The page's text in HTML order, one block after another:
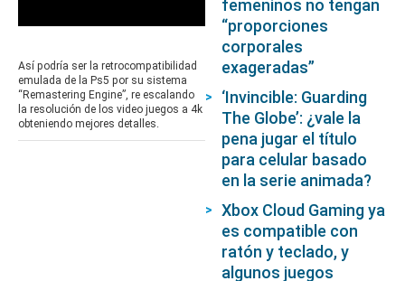
of
1
minute,
43
seconds
Así podría ser la retrocompatibilidad
emulada de la Ps5 por su sistema
“Remastering Engine”, re escalando
la resolución de los video juegos a 4k
obteniendo mejores detalles.
femeninos no tengan
“proporciones
corporales
exageradas”
‘Invincible: Guarding
The Globe’: ¿vale la
pena jugar el título
para celular basado
en la serie animada?
Xbox Cloud Gaming ya
es compatible con
ratón y teclado, y
algunos juegos